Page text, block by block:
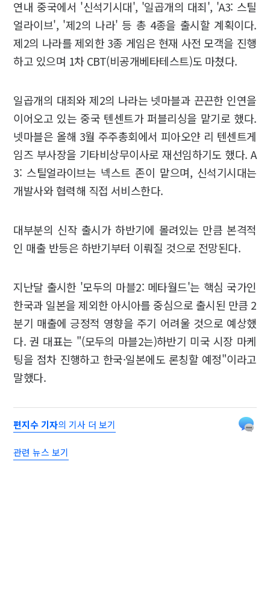
연내 중국에서 '신석기시대', '일곱개의 대죄', 'A3: 스틸
얼라이브', '제2의 나라' 등 총 4종을 출시할 계획이다.
제2의 나라를 제외한 3종 게임은 현재 사전 모객을 진행
하고 있으며 1차 CBT(비공개베타테스트)도 마쳤다.
일곱개의 대죄와 제2의 나라는 넷마블과 끈끈한 인연을
이어오고 있는 중국 텐센트가 퍼블리싱을 맡기로 했다.
넷마블은 올해 3월 주주총회에서 피아오얀 리 텐센트게
임즈 부사장을 기타비상무이사로 재선임하기도 했다. A
3: 스틸얼라이브는 넥스트 존이 맡으며, 신석기시대는
개발사와 협력해 직접 서비스한다.
대부분의 신작 출시가 하반기에 몰려있는 만큼 본격적
인 매출 반등은 하반기부터 이뤄질 것으로 전망된다.
지난달 출시한 '모두의 마블2: 메타월드'는 핵심 국가인
한국과 일본을 제외한 아시아를 중심으로 출시된 만큼 2
분기 매출에 긍정적 영향을 주기 어려울 것으로 예상했
다. 권 대표는 "(모두의 마블2는)하반기 미국 시장 마케
팅을 점차 진행하고 한국·일본에도 론칭할 예정"이라고
말했다.
편지수 기자의 기사 더 보기
관련 뉴스 보기